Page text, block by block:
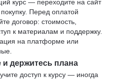
курс — переходите на сайт
Перед оплатой
договор: стоимость,
к материалам и поддержку.
на платформе или
и держитесь плана
доступ к курсу — иногда